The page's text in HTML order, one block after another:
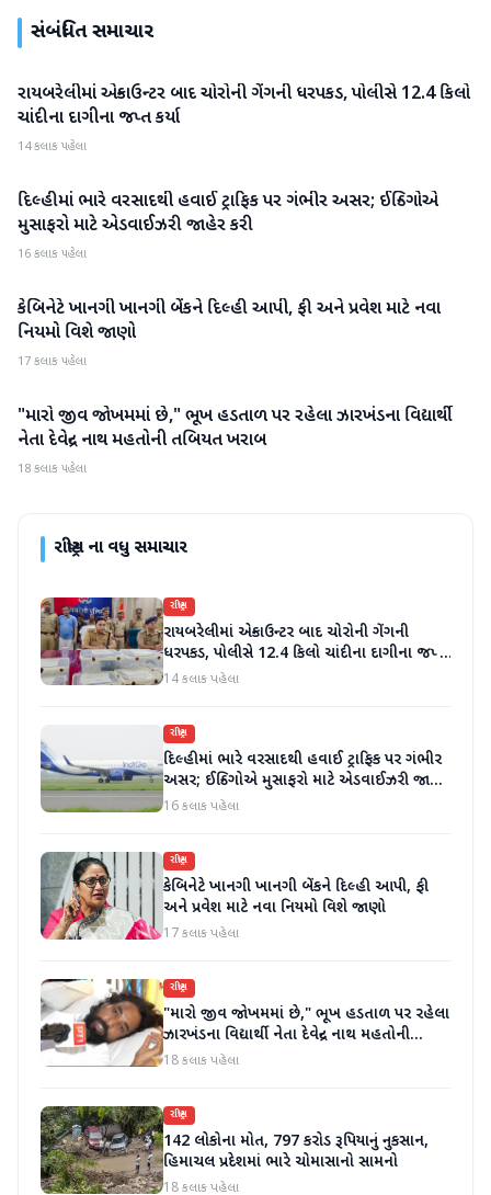
સંબંધિત સમાચાર
રાષ્ટ્રીય
રાયબરેલીમાં એન્કાઉન્ટર બાદ ચોરોની ગેંગની ધરપકડ, પોલીસે 12.4 કિલો
ચાંદીના દાગીના જપ્ત કર્યા
14 કલાક પહેલા
રાષ્ટ્રીય
દિલ્હીમાં ભારે વરસાદથી હવાઈ ટ્રાફિક પર ગંભીર અસર; ઈન્ડિગોએ
મુસાફરો માટે એડવાઈઝરી જાહેર કરી
16 કલાક પહેલા
રાષ્ટ્રીય
કેબિનેટે ખાનગી ખાનગી બેંકને દિલ્હી આપી, ફી અને પ્રવેશ માટે નવા
નિયમો વિશે જાણો
17 કલાક પહેલા
રાષ્ટ્રીય
"મારો જીવ જોખમમાં છે," ભૂખ હડતાળ પર રહેલા ઝારખંડના વિદ્યાર્થી
નેતા દેવેન્દ્ર નાથ મહતોની તબિયત ખરાબ
18 કલાક પહેલા
રાષ્ટ્રીયના વધુ સમાચાર
રાષ્ટ્રીય
રાયબરેલીમાં એન્કાઉન્ટર બાદ ચોરોની ગેંગની
ધરપકડ, પોલીસે 12.4 કિલો ચાંદીના દાગીના જપ્ત
કર્યા
14 કલાક પહેલા
રાષ્ટ્રીય
દિલ્હીમાં ભારે વરસાદથી હવાઈ ટ્રાફિક પર ગંભીર
અસર; ઈન્ડિગોએ મુસાફરો માટે એડવાઈઝરી જાહેર
કરી
16 કલાક પહેલા
રાષ્ટ્રીય
કેબિનેટે ખાનગી ખાનગી બેંકને દિલ્હી આપી, ફી
અને પ્રવેશ માટે નવા નિયમો વિશે જાણો
17 કલાક પહેલા
રાષ્ટ્રીય
"મારો જીવ જોખમમાં છે," ભૂખ હડતાળ પર રહેલા
ઝારખંડના વિદ્યાર્થી નેતા દેવેન્દ્ર નાથ મહતોની
તબિયત ખરાબ
18 કલાક પહેલા
રાષ્ટ્રીય
142 લોકોના મોત, 797 કરોડ રૂપિયાનું નુકસાન,
હિમાચલ પ્રદેશમાં ભારે ચોમાસાનો સામનો
18 કલાક પહેલા